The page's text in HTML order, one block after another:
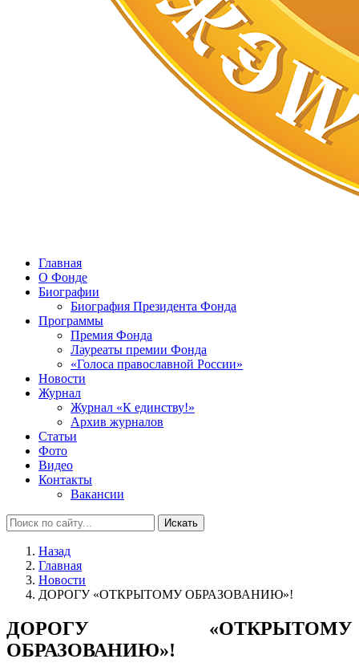
Главная
О Фонде
Биографии
Биография Президента Фонда
Программы
Премия Фонда
Лауреаты премии Фонда
«Голоса православной России»
Новости
Журнал
Журнал «К единству!»
Архив журналов
Статьи
Фото
Видео
Контакты
Вакансии
Искать
Назад
Главная
Новости
ДОРОГУ «ОТКРЫТОМУ ОБРАЗОВАНИЮ»!
ДОРОГУ «ОТКРЫТОМУ
ОБРАЗОВАНИЮ»!